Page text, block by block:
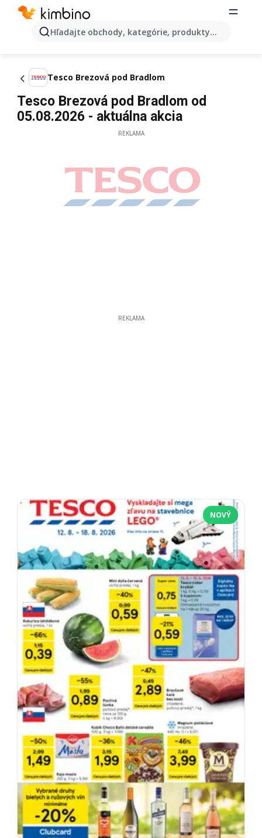
Hľadajte obchody, kategórie, produkty...
Tesco Brezová pod Bradlom
Tesco Brezová pod Bradlom od
05.08.2026 - aktuálna akcia
REKLAMA
REKLAMA
NOVÝ